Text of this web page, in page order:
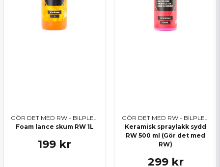
Foam lance skum RW 1L
199 kr
Keramisk spraylakk sydd
RW 500 ml (Gör det med
RW)
299 kr